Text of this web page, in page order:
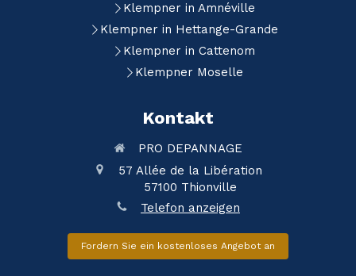
Klempner in Amnéville
Klempner in Hettange-Grande
Klempner in Cattenom
Klempner Moselle
Kontakt
PRO DEPANNAGE
57 Allée de la Libération
57100 Thionville
Telefon anzeigen
Fordern Sie ein kostenloses Angebot an